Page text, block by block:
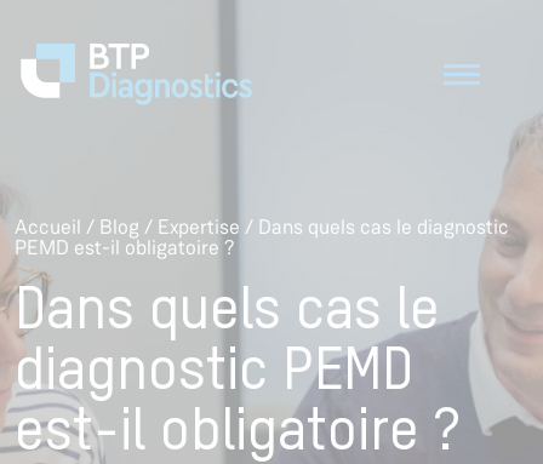
Accueil / Blog / Expertise / Dans quels cas le diagnostic
PEMD est-il obligatoire ?
Dans quels cas le
diagnostic PEMD
est-il obligatoire ?